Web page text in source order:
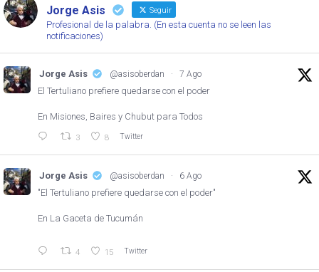
Jorge Asis Seguir
Profesional de la palabra. (En esta cuenta no se leen las
notificaciones)
Jorge Asis @asisoberdan · 7 Ago
El Tertuliano prefiere quedarse con el poder
En Misiones, Baires y Chubut para Todos
3 8 Twitter
Jorge Asis @asisoberdan · 6 Ago
"El Tertuliano prefiere quedarse con el poder"
En La Gaceta de Tucumán
4 15 Twitter